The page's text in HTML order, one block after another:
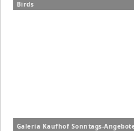
Birds
Galeria Kaufhof Sonntags-